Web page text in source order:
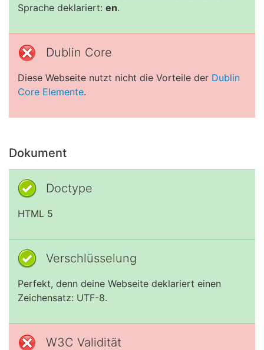
Sprache deklariert: en.
Dublin Core
Diese Webseite nutzt nicht die Vorteile der Dublin
Core Elemente.
Dokument
Doctype
HTML 5
Verschlüsselung
Perfekt, denn deine Webseite deklariert einen
Zeichensatz: UTF-8.
W3C Validität